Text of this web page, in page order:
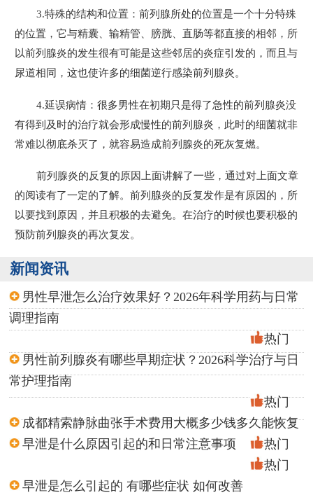
3.特殊的结构和位置：前列腺所处的位置是一个十分特殊
的位置，它与精囊、输精管、膀胱、直肠等都直接的相邻，所
以前列腺炎的发生很有可能是这些邻居的炎症引发的，而且与
尿道相同，这也使许多的细菌逆行感染前列腺炎。
4.延误病情：很多男性在初期只是得了急性的前列腺炎没
有得到及时的治疗就会形成慢性的前列腺炎，此时的细菌就非
常难以彻底杀灭了，就容易造成前列腺炎的死灰复燃。
前列腺炎的反复的原因上面讲解了一些，通过对上面文章
的阅读有了一定的了解。前列腺炎的反复发作是有原因的，所
以要找到原因，并且积极的去避免。在治疗的时候也要积极的
预防前列腺炎的再次复发。
新闻资讯
男性早泄怎么治疗效果好？2026年科学用药与日常
调理指南
热门
男性前列腺炎有哪些早期症状？2026科学治疗与日
常护理指南
热门
成都精索静脉曲张手术费用大概多少钱多久能恢复
热门
早泄是什么原因引起的和日常注意事项
热门
早泄是怎么引起的 有哪些症状 如何改善